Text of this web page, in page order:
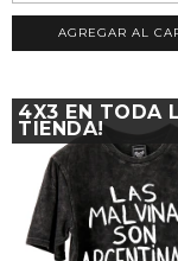
AGREGAR AL
4X3 EN TODA
TIENDA!